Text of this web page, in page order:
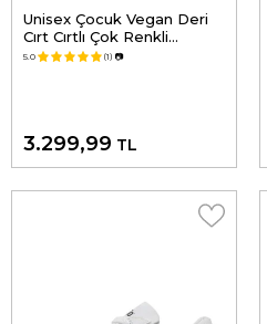
Unisex Çocuk Vegan Deri
Cırt Cırtlı Çok Renkli
Sneakers - Warner Bros
5.0 (1) 📷
3.299,99 TL